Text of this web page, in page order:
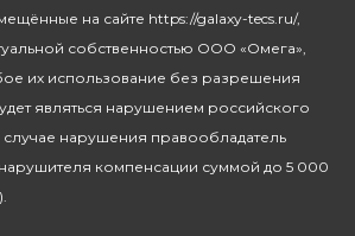
на сайте https://galaxy-tecs.ru/,
собственностью ООО «Омега»,
их использование без разрешения
являться нарушением российского
случае нарушения правообладатель
нарушителя компенсации суммой до 5 000